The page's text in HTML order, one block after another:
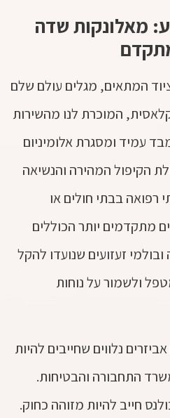
מאלונקות שדה
המתאים, מגלים עולם שלם
המוכרת לנו מהשירות
עמיד ומסגרת אלומיניום
הקיפול המהירה והנשיאה
רפואה בבתי חולים או
מתקדמים יותר הכוללים
ובולמי זעזועים שנועדו להקל
ולשמור על נוחות
נלווים שחייבים להיות
התחבורה והבטיחות.
חייב להיות מזוהה כחוק.